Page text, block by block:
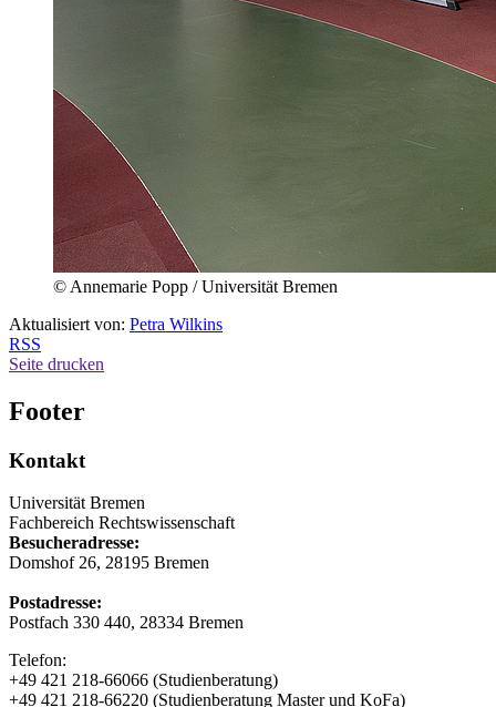
© Annemarie Popp / Universität Bremen
Aktualisiert von: Petra Wilkins
RSS
Seite drucken
Footer
Kontakt
Universität Bremen
Fachbereich Rechtswissenschaft
Besucheradresse:
Domshof 26, 28195 Bremen
Postadresse:
Postfach 330 440, 28334 Bremen
Telefon:
+49 421 218-66066 (Studienberatung)
+49 421 218-66220 (Studienberatung Master und KoFa)